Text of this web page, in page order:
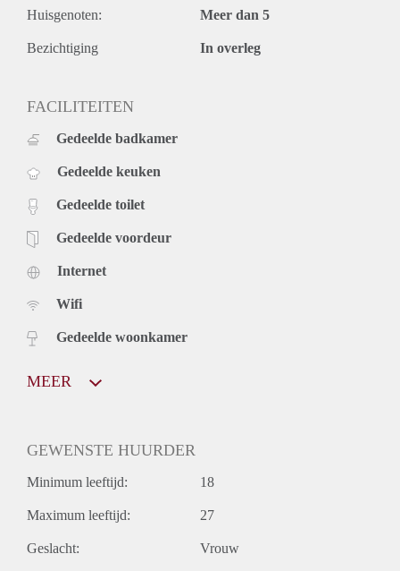
Huisgenoten: Meer dan 5
Bezichtiging In overleg
FACILITEITEN
Gedeelde badkamer
Gedeelde keuken
Gedeelde toilet
Gedeelde voordeur
Internet
Wifi
Gedeelde woonkamer
MEER
GEWENSTE HUURDER
Minimum leeftijd: 18
Maximum leeftijd: 27
Geslacht: Vrouw